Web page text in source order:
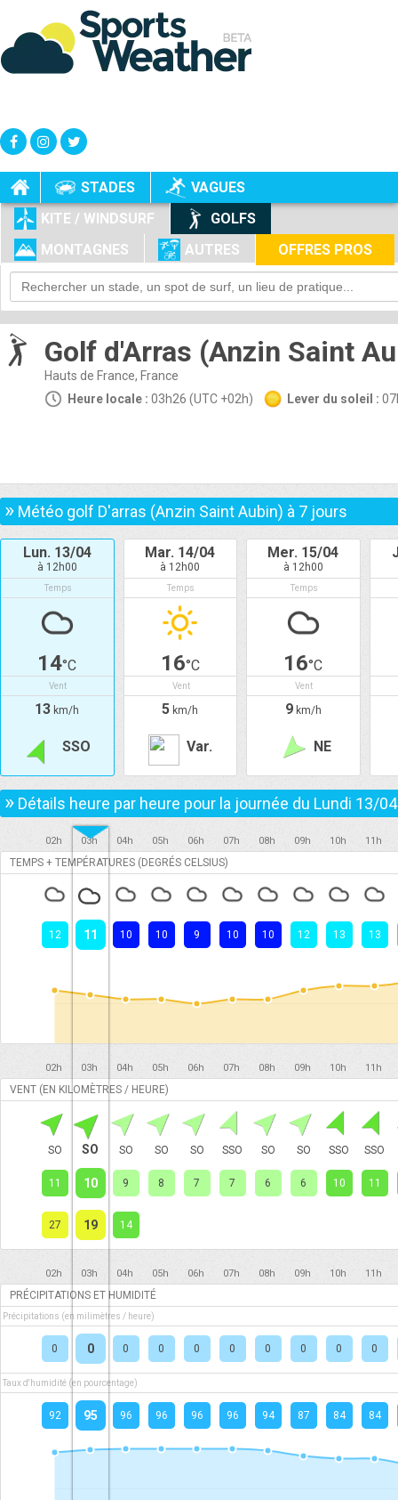
STADES
VAGUES
KITE / WINDSURF
GOLFS
MONTAGNES
AUTRES OFFRES PROS
+
-
Golf d'Arras (Anzin Saint
Hauts de France, France
Heure locale : 03h26 (UTC +02h) Lever du soleil :
» Météo golf D'arras (Anzin Saint Aubin) à 7 jours
Lun. 13/04
à 12h00
Temps
14°C
Vent
13 km/h
SSO
Mar. 14/04
à 12h00
Temps
16°C
Vent
5 km/h
Var.
Mer. 15/04
à 12h00
Temps
16°C
Vent
9km/h
NE
» Détails heure par heure pour la journée du Lundi 13/04
02h 03h 04h 05h 06h 07h 08h 09h 10h 11h
TEMPS + TEMPÉRATURES (DEGRÉS CELSIUS)
12 11 10 10 9 10 10 12 13 13
02h 03h 04h 05h 06h 07h 08h 09h 10h 11h
VENT (EN KILOMÈTRES / HEURE)
SO SO SO SO SO SSO SO SO SSO SSO
11 10 9 8 7 7 6 6 10 11
27 19 14
02h 03h 04h 05h 06h 07h 08h 09h 10h 11h
PRÉCIPITATIONS ET HUMIDITÉ
Précipitations (en milimètres / heure)
0 0 0 0 0 0 0 0 0 0
Taux d'humidité (en pourcentage)
92 95 96 96 96 96 94 87 84 84